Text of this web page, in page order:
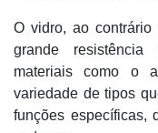
O vidro, ao
grande resistência
materiais como o
variedade de tipos
funções específicas,